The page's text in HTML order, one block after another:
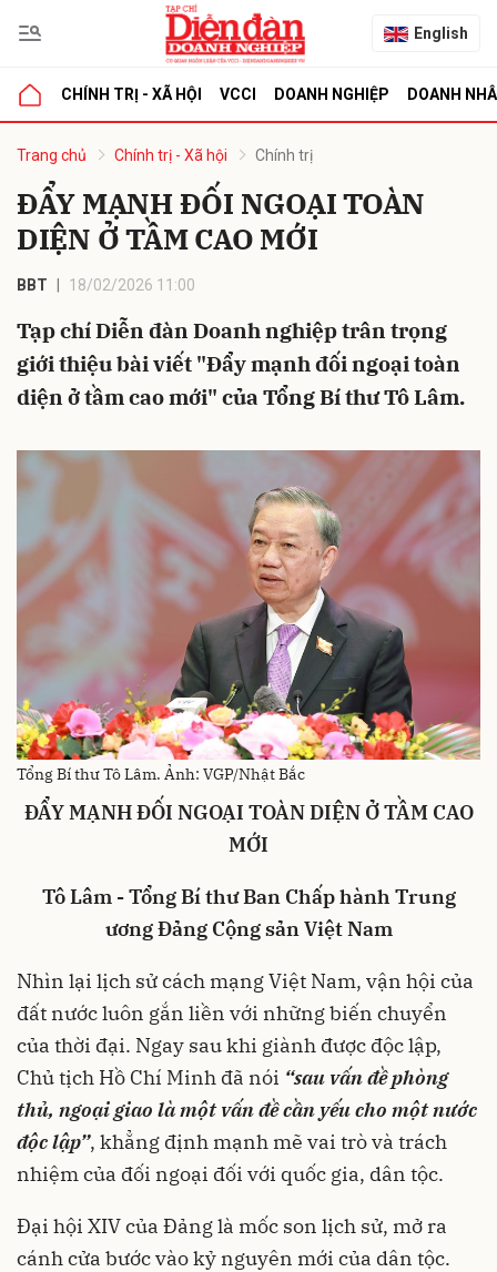
English
CHÍNH TRỊ - XÃ HỘI VCCI DOANH NGHIỆP DOANH
Trang chủ Chính trị - Xã hội Chính trị
ĐẨY MẠNH ĐỐI NGOẠI TOÀN
DIỆN Ở TẦM CAO MỚI
BBT 18/02/2026 11:00
Tạp chí Diễn đàn Doanh nghiệp trân trọng
giới thiệu bài viết "Đẩy mạnh đối ngoại toàn
diện ở tầm cao mới" của Tổng Bí thư Tô Lâm.
Tổng Bí thư Tô Lâm. Ảnh: VGP/Nhật Bắc
ĐẨY MẠNH ĐỐI NGOẠI TOÀN DIỆN Ở TẦM CAO
MỚI
Tô Lâm - Tổng Bí thư Ban Chấp hành Trung
ương Đảng Cộng sản Việt Nam
Nhìn lại lịch sử cách mạng Việt Nam, vận hội của
đất nước luôn gắn liền với những biến chuyển
của thời đại. Ngay sau khi giành được độc lập,
Chủ tịch Hồ Chí Minh đã nói “sau vấn đề phòng
thủ, ngoại giao là một vấn đề cần yếu cho một nước
độc lập”, khẳng định mạnh mẽ vai trò và trách
nhiệm của đối ngoại đối với quốc gia, dân tộc.
Đại hội XIV của Đảng là mốc son lịch sử, mở ra
cánh cửa bước vào kỷ nguyên mới của dân tộc.
luận
Hủy